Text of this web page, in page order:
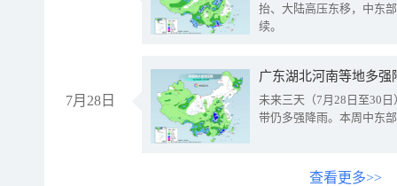
抬、大陆高压东移，中东
续。
7月28日
广东湖北河南等地多
未来三天（7月28日至30
带仍多强降雨。本周中东
查看更多>>